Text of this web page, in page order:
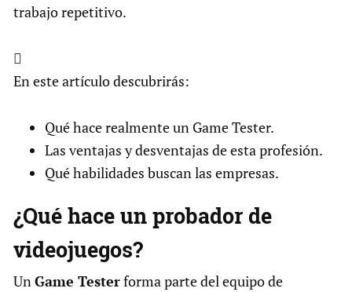
trabajo repetitivo.

En este artículo descubrirás:
Qué hace realmente un Game Tester.
Las ventajas y desventajas de esta profesión.
Qué habilidades buscan las empresas.
¿Qué hace un probador de
videojuegos?
UnGame Testerforma parte del equipo de